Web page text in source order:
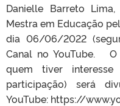
Danielle Barreto
Mestra em Educação
dia 06/06/2022
Canal no YouTube. O
quem tiver
participação) será
YouTube: https://